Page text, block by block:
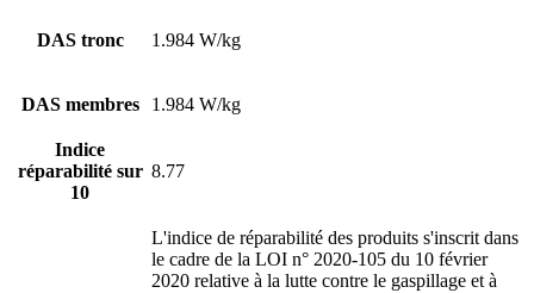
DAS tronc 1.984 W/kg
DAS membres 1.984 W/kg
Indice
réparabilité sur
10
8.77
L'indice de réparabilité des produits s'inscrit dans
le cadre de la LOI n° 2020-105 du 10 février
2020 relative à la lutte contre le gaspillage et à